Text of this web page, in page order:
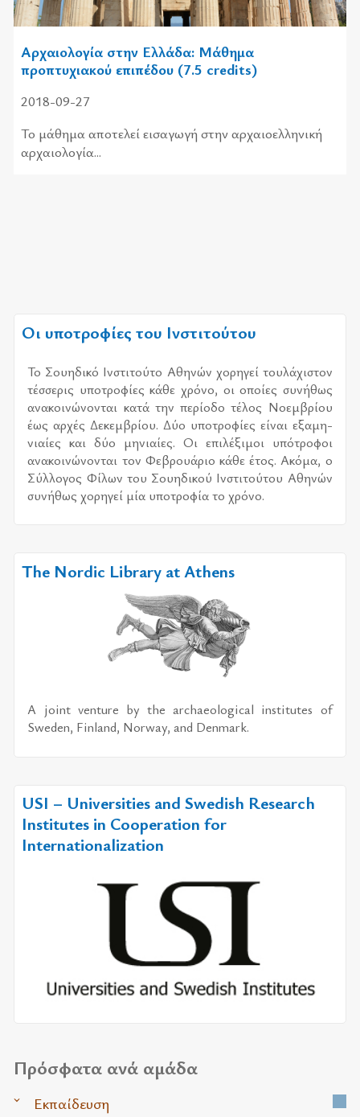
Αρχαιολογία στην Ελλάδα: Μάθημα
προπτυχιακού επιπέδου (7.5 credits)
2018-09-27
Το μάθημα αποτελεί εισαγωγή στην αρχαιοελληνική
αρχαιολογία...
Οι υποτροφίες του Ινστιτούτου
Το Σου­η­δι­κό Ινστι­τού­το Αθη­νών χο­ρη­γεί του­λά­χι­στον
τέσ­σε­ρις υπο­τρο­φί­ες κάθε χρό­νο, οι οποί­ες συ­νή­θως
ανα­κοι­νώ­νο­νται κατά την πε­ρί­ο­δο τέ­λος Νοεμ­βρί­ου
έως αρ­χές Δεκεμ­βρί­ου. Δύο υπο­τρο­φί­ες εί­ναι εξα­μη­
νιαί­ες και δύο μη­νιαί­ες. Οι επι­λέ­ξι­μοι υπό­τρο­φοι
ανα­κοι­νώ­νο­νται τον Φεβρουά­ριο κάθε έτος. Ακόμα, ο
Σύλ­λο­γος Φίλων του Σου­η­δι­κού Ινστι­τού­του Αθη­νών
συ­νή­θως χο­ρη­γεί μία υπο­τρο­φία το χρό­νο.
The Nordic Library at Athens
A joint venture by the archaeological institutes of
Sweden, Finland, Norway, and Denmark.
USI – Universities and Swedish Research
Institutes in Cooperation for
Internationalization
Πρόσφατα ανά αμάδα
Εκπαίδευση